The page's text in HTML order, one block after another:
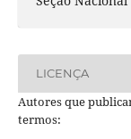
LICENÇA
Autores que
termos: